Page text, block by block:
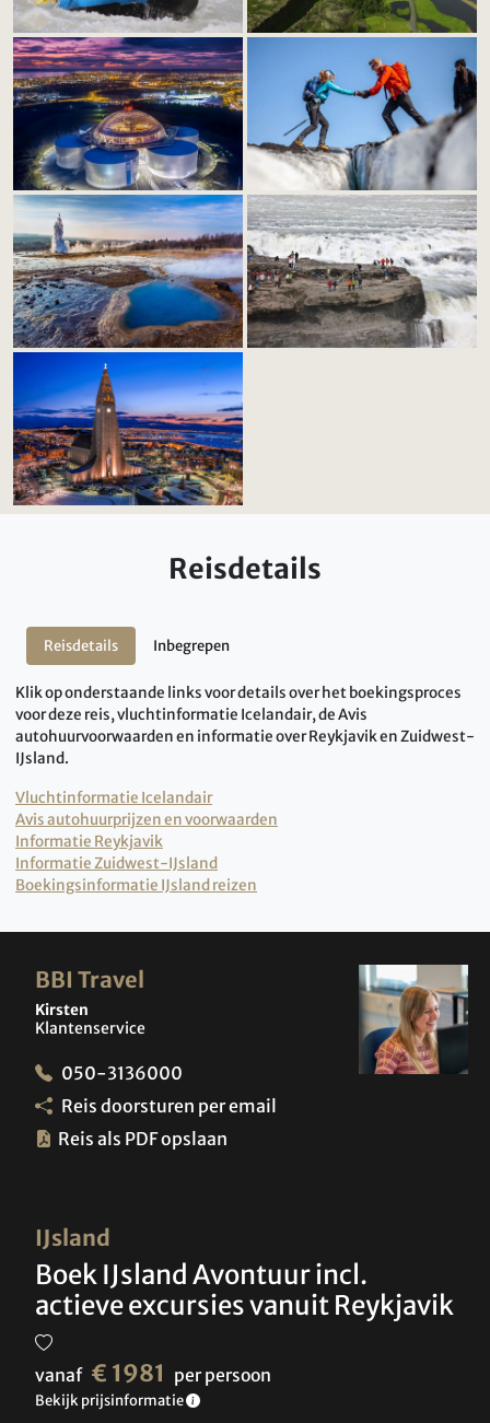
Reisdetails
Reisdetails Inbegrepen
Klik op onderstaande links voor details over het boekingsproces
voor deze reis, vluchtinformatie Icelandair, de Avis
autohuurvoorwaarden en informatie over Reykjavik en Zuidwest-
IJsland.
Vluchtinformatie Icelandair
Avis autohuurprijzen en voorwaarden
Informatie Reykjavik
Informatie Zuidwest-IJsland
Boekingsinformatie IJsland reizen
IJsland
Boek IJsland Avontuur incl.
actieve excursies vanuit Reykjavik
vanaf € 1981 per persoon
Bekijk prijsinformatie
BBI Travel
Kirsten
Klantenservice
050-3136000
Reis doorsturen per email
Reis als PDF opslaan